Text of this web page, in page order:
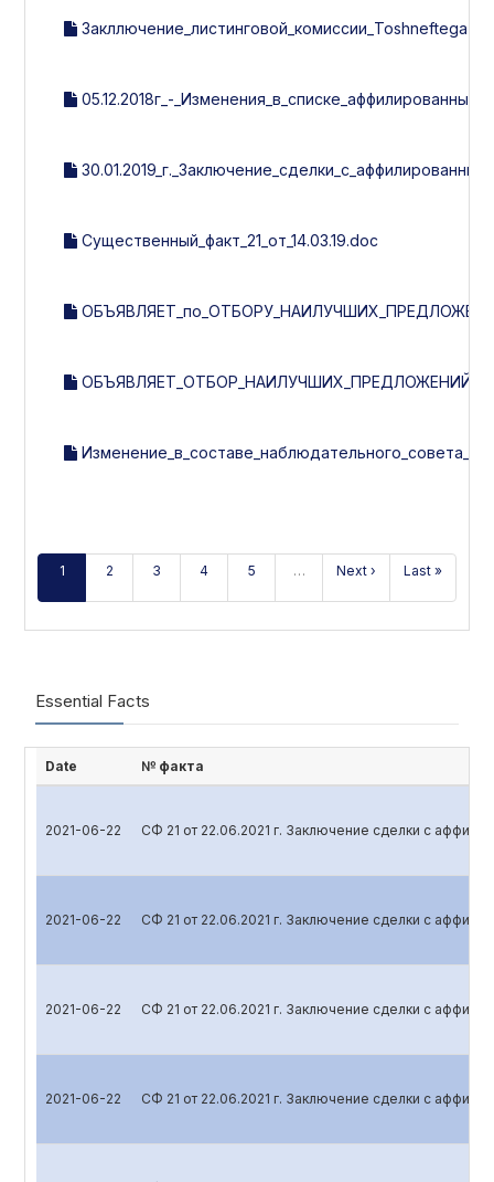
05.12.2018г_-
Существенный_факт_21_от_14.03.19.doc
1 2 3 4 5 … Next › Last »
Essential Facts
Date № факта
2021-06-22 СФ 21 от 22.06.2021 г. Заключение сделки с
2021-06-22 СФ 21 от 22.06.2021 г. Заключение сделки с
2021-06-22 СФ 21 от 22.06.2021 г. Заключение сделки с
2021-06-22 СФ 21 от 22.06.2021 г. Заключение сделки с